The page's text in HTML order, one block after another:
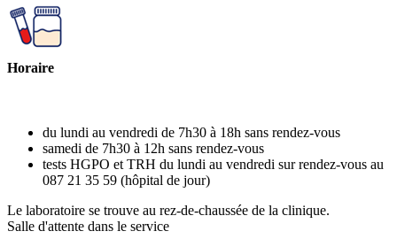
Horaire
du lundi au v​endredi de 7h30 à 18h sans rendez-vous
samedi de 7h30 à 12h sans rendez-vous
tests HGPO et TRH du lundi au vendredi sur rendez-vous au
087 21 35 59 (hôpital de jour)
Le laboratoire se trouve au rez-de-chaussée de la clinique.
Salle d'attente dans le service